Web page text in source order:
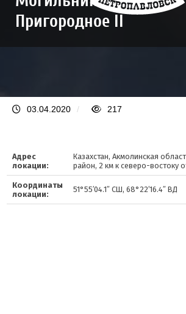
Пригородное II
03.04.2020 / 217
Адрес
локации:
Казахстан, Акмолинская
район, 2 км к северо-востоку
Координаты
локации:
51°55′04.1″ СШ, 68°22′16.4″ ВД